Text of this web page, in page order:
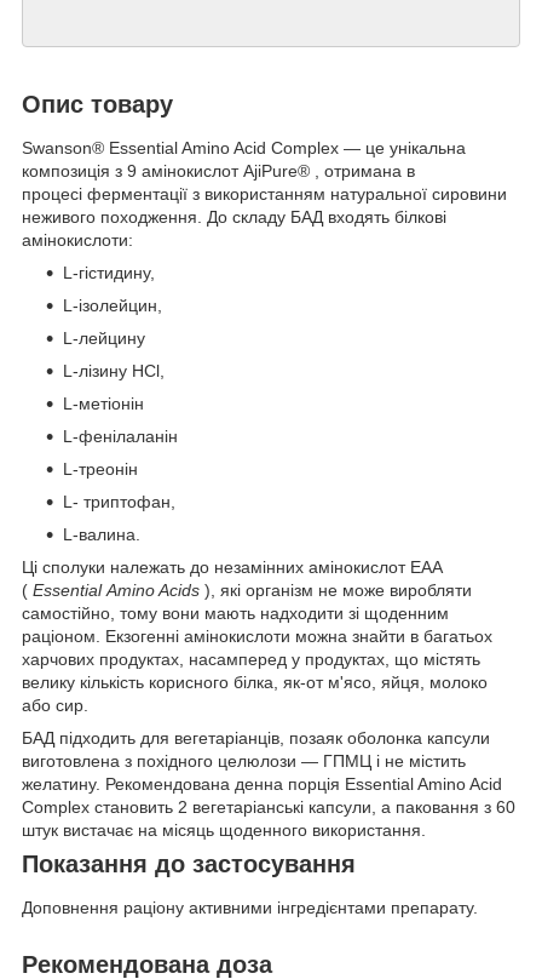
Опис товару
Swanson® Essential Amino Acid Complex — це унікальна
композиція з 9 амінокислот AjiPure®
, отримана в
процесі ферментації з використанням натуральної сировини
неживого походження. До складу БАД входять білкові
амінокислоти:
L-гістидину,
L-ізолейцин,
L-лейцину
L-лізину HCl,
L-метіонін
L-фенілаланін
L-треонін
L- триптофан,
L-валина.
Ці сполуки належать до незамінних амінокислот ЕАА
( EssentialAmino Acids ), які організм не може виробляти
самостійно, тому вони мають надходити зі щоденним
раціоном. Екзогенні амінокислоти можна знайти в багатьох
харчових продуктах, насамперед у продуктах, що містять
велику кількість корисного білка, як-от м'ясо, яйця, молоко
або сир.
БАД підходить для вегетаріанців, позаяк оболонка капсули
виготовлена з похідного целюлози — ГПМЦ і не містить
желатину. Рекомендована денна порція Essential Amino Acid
Complex становить 2 вегетаріанські капсули, а паковання з 60
штук вистачає на місяць щоденного використання.
Показання до застосування
Доповнення раціону активними інгредієнтами препарату.
Рекомендована доза